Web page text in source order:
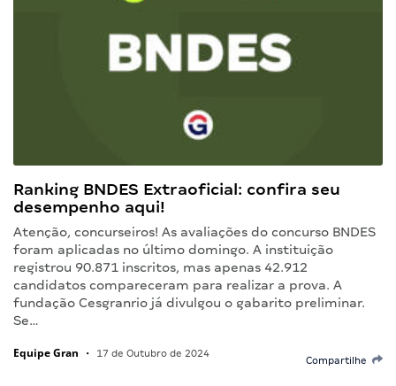
Ranking BNDES Extraoficial: confira seu
desempenho aqui!
Atenção, concurseiros! As avaliações do concurso BNDES
foram aplicadas no último domingo. A instituição
registrou 90.871 inscritos, mas apenas 42.912
candidatos compareceram para realizar a prova. A
fundação Cesgranrio já divulgou o gabarito preliminar.
Se…
Equipe Gran • 17 de Outubro de 2024
Compartilhe